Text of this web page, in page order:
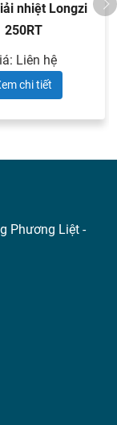
nhiệt Longzi
250RT
Liên hệ
chi tiết
Phương Liệt -